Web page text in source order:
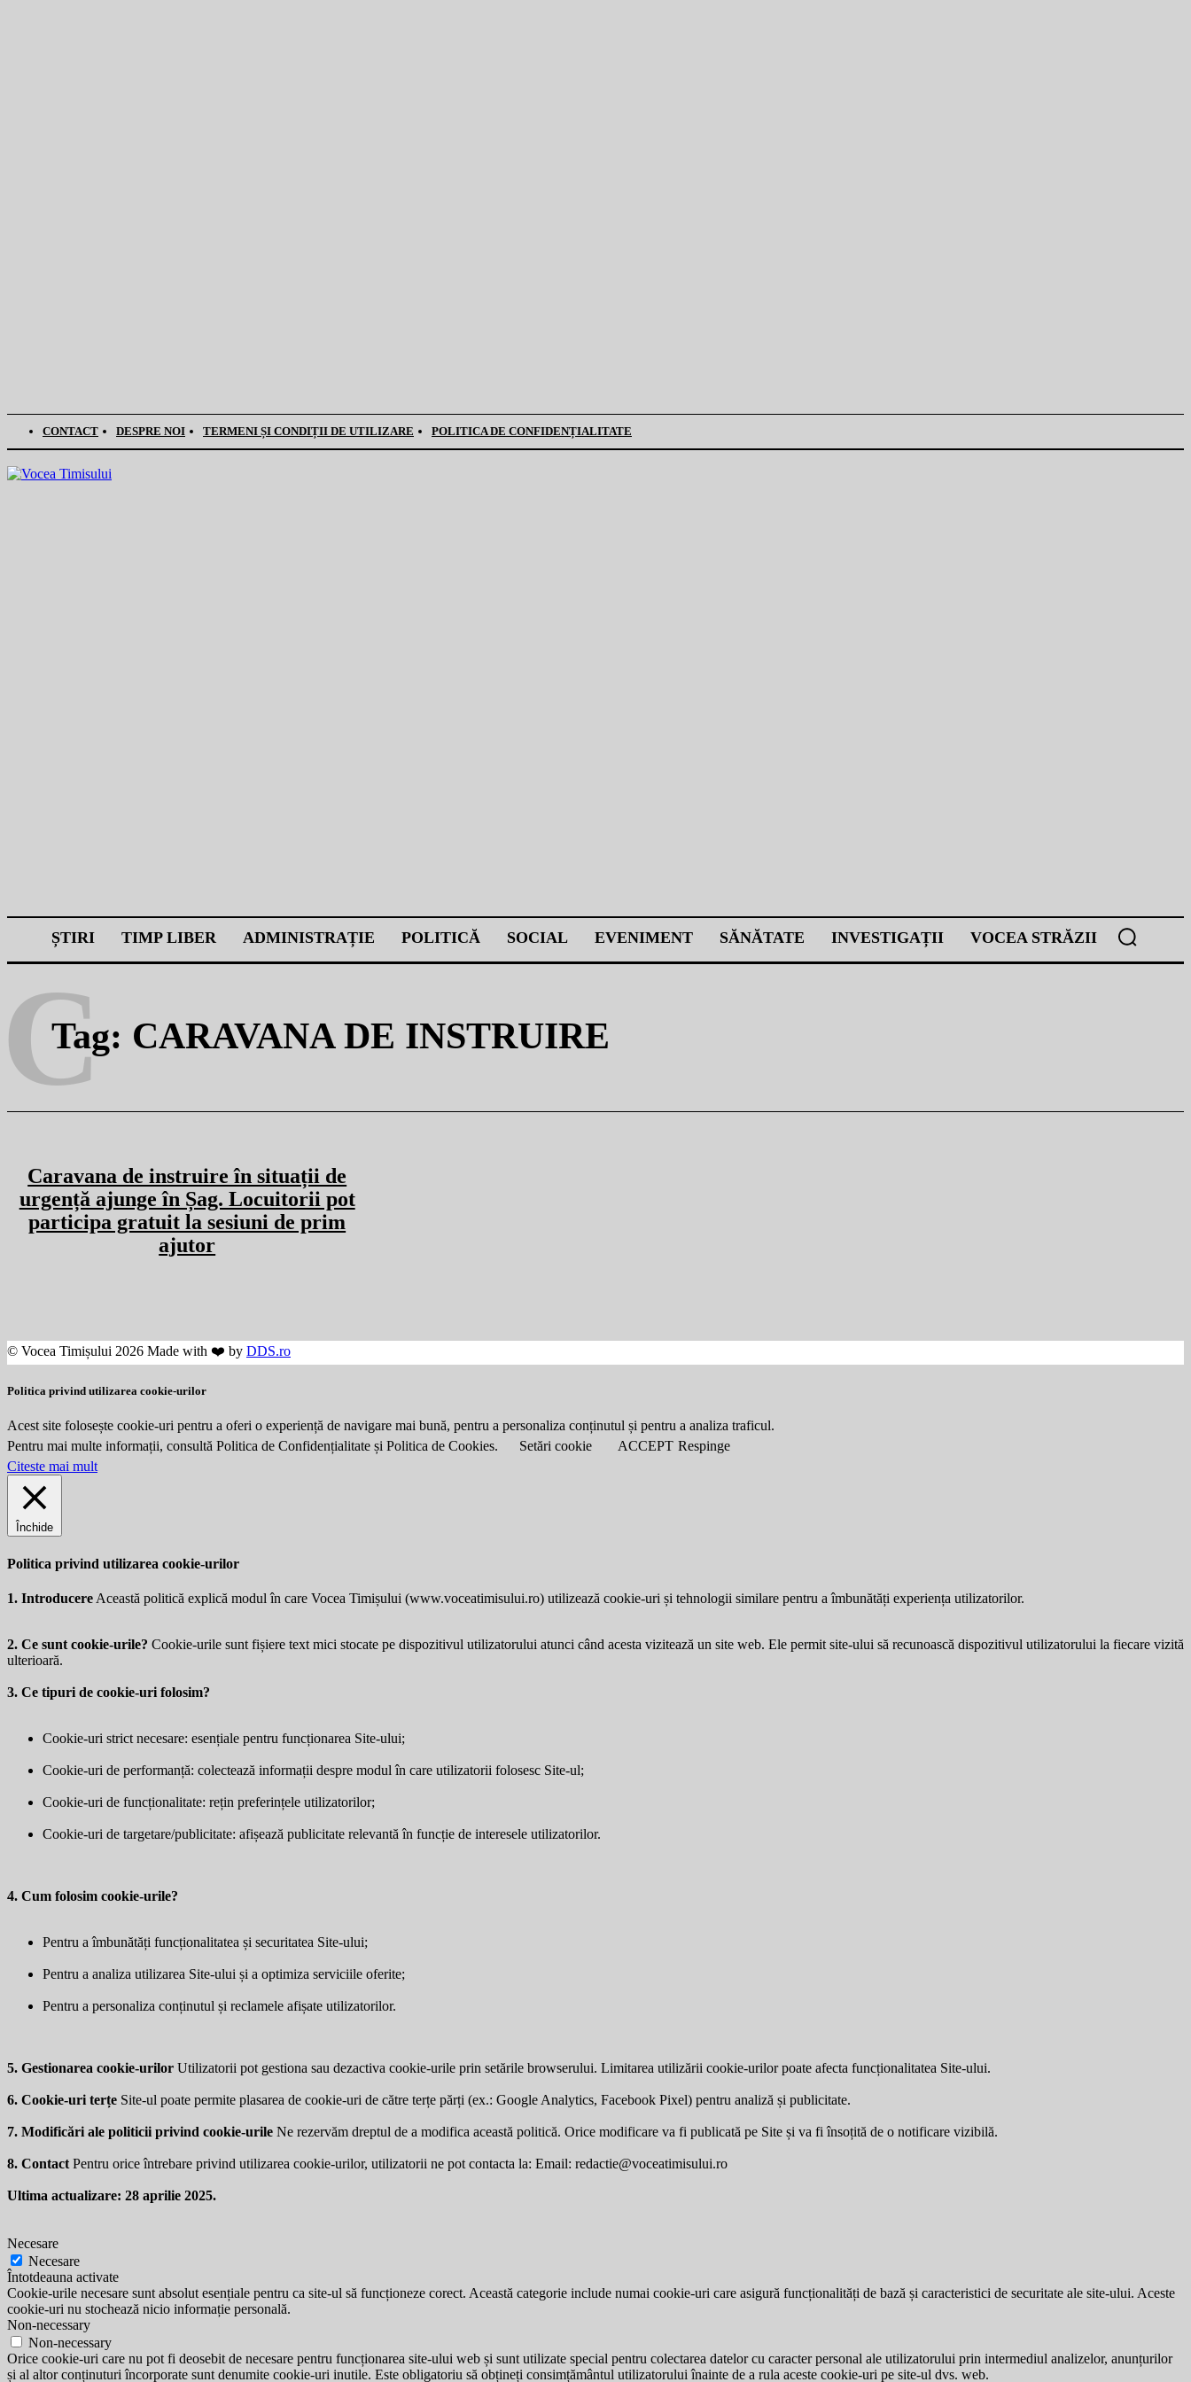
CONTACT DESPRE NOI TERMENI ȘI CONDIȚII DE UTILIZARE POLITICA DE CONFIDENȚIALITATE
ȘTIRI TIMP LIBER ADMINISTRAȚIE POLITICĂ SOCIAL EVENIMENT SĂNĂTATE INVESTIGAȚII VOCEA STRĂZII
Tag: CARAVANA DE INSTRUIRE
C
Caravana de instruire în situații de
urgență ajunge în Șag. Locuitorii pot
participa gratuit la sesiuni de prim
ajutor
© Vocea Timișului 2026 Made with ❤️ by DDS.ro
Politica privind utilizarea cookie-urilor
Acest site folosește cookie-uri pentru a oferi o experiență de navigare mai bună, pentru a personaliza conținutul și pentru a analiza traficul.
Pentru mai multe informații, consultă Politica de Confidențialitate și Politica de Cookies.
Setări cookie ACCEPT Respinge
Citeste mai mult
Închide
Politica privind utilizarea cookie-urilor
1. Introducere Această politică explică modul în care Vocea Timișului (www.voceatimisului.ro) utilizează cookie-uri și tehnologii similare pentru a îmbunătăți experiența utilizatorilor.
2. Ce sunt cookie-urile? Cookie-urile sunt fișiere text mici stocate pe dispozitivul utilizatorului atunci când acesta vizitează un site web. Ele permit site-ului să recunoască dispozitivul utilizatorului la fiecare vizită
ulterioară.
3. Ce tipuri de cookie-uri folosim?
Cookie-uri strict necesare: esențiale pentru funcționarea Site-ului;
Cookie-uri de performanță: colectează informații despre modul în care utilizatorii folosesc Site-ul;
Cookie-uri de funcționalitate: rețin preferințele utilizatorilor;
Cookie-uri de targetare/publicitate: afișează publicitate relevantă în funcție de interesele utilizatorilor.
4. Cum folosim cookie-urile?
Pentru a îmbunătăți funcționalitatea și securitatea Site-ului;
Pentru a analiza utilizarea Site-ului și a optimiza serviciile oferite;
Pentru a personaliza conținutul și reclamele afișate utilizatorilor.
5. Gestionarea cookie-urilor Utilizatorii pot gestiona sau dezactiva cookie-urile prin setările browserului. Limitarea utilizării cookie-urilor poate afecta funcționalitatea Site-ului.
6. Cookie-uri terțe Site-ul poate permite plasarea de cookie-uri de către terțe părți (ex.: Google Analytics, Facebook Pixel) pentru analiză și publicitate.
7. Modificări ale politicii privind cookie-urile Ne rezervăm dreptul de a modifica această politică. Orice modificare va fi publicată pe Site și va fi însoțită de o notificare vizibilă.
8. Contact Pentru orice întrebare privind utilizarea cookie-urilor, utilizatorii ne pot contacta la: Email: redactie@voceatimisului.ro
Ultima actualizare: 28 aprilie 2025.
Necesare
Necesare
Întotdeauna activate
Cookie-urile necesare sunt absolut esențiale pentru ca site-ul să funcționeze corect. Această categorie include numai cookie-uri care asigură funcționalități de bază și caracteristici de securitate ale site-ului. Aceste
cookie-uri nu stochează nicio informație personală.
Non-necessary
Non-necessary
Orice cookie-uri care nu pot fi deosebit de necesare pentru funcționarea site-ului web și sunt utilizate special pentru colectarea datelor cu caracter personal ale utilizatorului prin intermediul analizelor, anunțurilor
și al altor conținuturi încorporate sunt denumite cookie-uri inutile. Este obligatoriu să obțineți consimțământul utilizatorului înainte de a rula aceste cookie-uri pe site-ul dvs. web.